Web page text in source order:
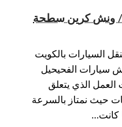
الفحيحيل / 65557275 / ونش كرين سطحة
السيارات بالكويت
سيارات الفحيحيل
الذي يتعلق
حيث نمتاز بالسرعة
كانت…